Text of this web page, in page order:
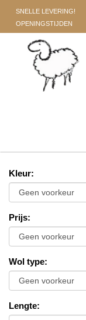
SNELLE LEVERING!
OPENINGSTIJDEN
Kleur:
Prijs:
Wol type:
Lengte: